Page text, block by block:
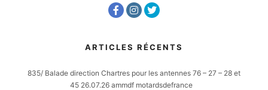
ARTICLES RÉCENTS
835/ Balade direction Chartres pour les antennes 76 – 27 – 28 et
45 26.07.26 ammdf motardsdefrance